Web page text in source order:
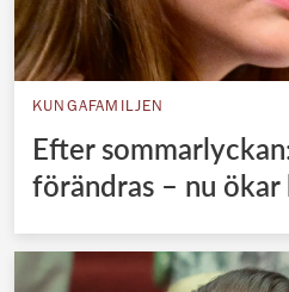
KUNGAFAMILJEN
Efter
förändras – nu ökar